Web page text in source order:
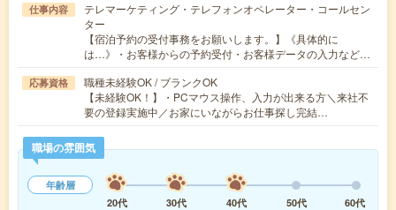
仕事内容
テレマーケティング・テレフォンオペレーター・コールセン
ター
【宿泊予約の受付事務をお願いします。】《具体的に
は…》・お客様からの予約受付・お客様データの入力など…
応募資格
職種未経験OK / ブランクOK
【未経験OK！】・PCマウス操作、入力が出来る方＼来社不
要の登録実施中／お家にいながらお仕事探し完結…
職場の雰囲気
年齢層
20代
30代 40代 50代
60代